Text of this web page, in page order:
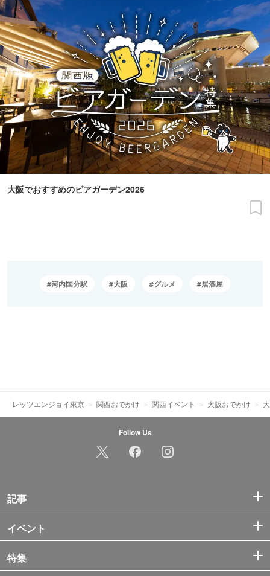
大阪でおすすめのビアガーデン2026
河内国分駅 大阪 グルメ 居酒屋
レッツエンジョイ東京 関西おでかけ 関西イベント 大阪おでかけ
Follow Us
記事
イベント
特集